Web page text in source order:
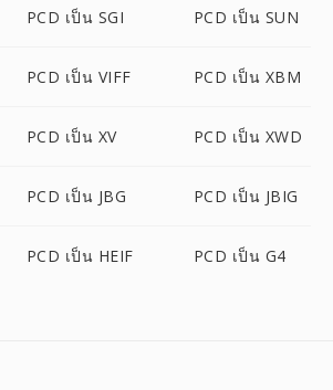
PCD เป็น SGI PCD เป็น SUN
PCD เป็น VIFF PCD เป็น XBM
PCD เป็น XV PCD เป็น XWD
PCD เป็น JBG PCD เป็น JBIG
PCD เป็น HEIF PCD เป็น G4